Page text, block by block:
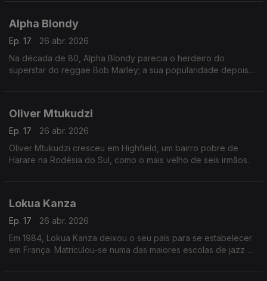
Alpha Blondy
Ep. 17
26 abr. 2026
Na década de 80, Alpha Blondy parecia o herdeiro do
superstar do reggae Bob Marley; a sua popularidade depois
Oliver Mtukudzi
Ep. 17
26 abr. 2026
Oliver Mtukudzi cresceu em Highfield, um bairro pobre de
Harare na Rodésia do Sul, como o mais velho de seis irmãos.
Lokua Kanza
Ep. 17
26 abr. 2026
Em 1984, Lokua Kanza deixou o seu país para se estabelecer
em França. Matriculou-se numa das maiores escolas de jazz da